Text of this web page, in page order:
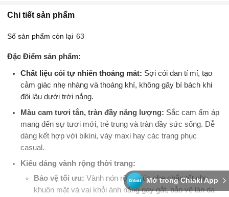
Mở trong Chiaki App
Chi tiết sản phẩm
Số sản phẩm còn lại 63
Đặc Điểm sản phẩm:
Chất liệu cói tự nhiên thoáng mát: Sợi cói đan tỉ mỉ, tạo
cảm giác nhẹ nhàng và thoáng khí, không gây bí bách khi
đội lâu dưới trời nắng.
Màu cam tươi tắn, tràn đầy năng lượng: Sắc cam ấm áp
mang đến sự tươi mới, trẻ trung và tràn đầy sức sống. Dễ
dàng kết hợp với bikini, váy maxi hay các trang phục
casual.
Kiểu dáng vành rộng thời trang:
Bảo vệ tối ưu: Vành nón rộng giúp che chắn tốt cho
khuôn mặt và vai khỏi ánh nắng gay gắt, bảo vệ làn da